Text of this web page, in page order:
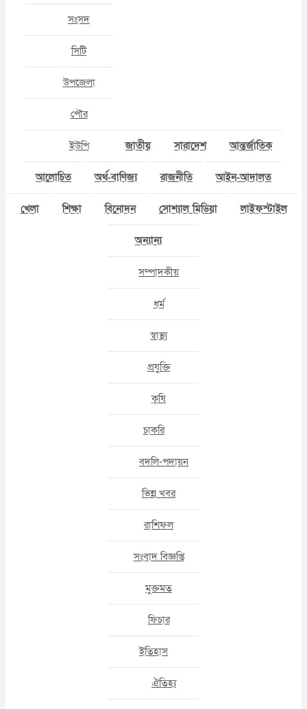
সংসদ
সিটি
উপজেলা
পৌর
ইউপি জাতীয় সারাদেশ আন্তর্জাতিক
আলোচিত অর্থ-বাণিজ্য রাজনীতি আইন-আদালত
খেলা শিক্ষা বিনোদন সোশ্যাল মিডিয়া লাইফস্টাইল
অন্যান্য
সম্পাদকীয়
ধর্ম
স্বাস্থ্য
প্রযুক্তি
কৃষি
চাকরি
বদলি-পদায়ন
ভিন্ন খবর
রাশিফল
সংবাদ বিজ্ঞপ্তি
মুক্তমত
ফিচার
ইতিহাস
ঐতিহ্য